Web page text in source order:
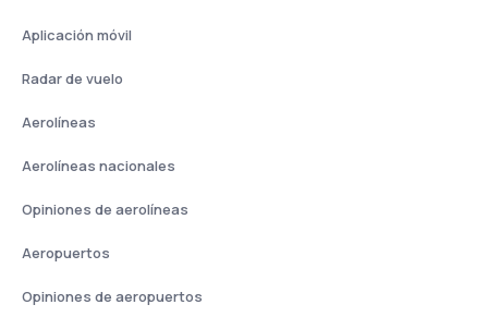
Aplicación móvil
Radar de vuelo
Aerolíneas
Aerolíneas nacionales
Opiniones de aerolíneas
Aeropuertos
Opiniones de aeropuertos